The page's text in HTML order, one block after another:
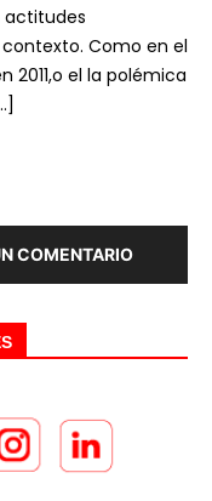
actitudes
Como en el
2011,o el la polémica
COMENTARIO